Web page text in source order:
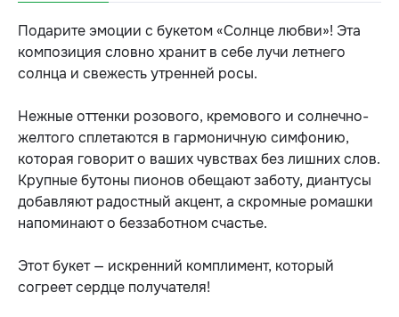
Подарите эмоции с букетом «Солнце любви»! Эта
композиция словно хранит в себе лучи летнего
солнца и свежесть утренней росы.
Нежные оттенки розового, кремового и солнечно-
желтого сплетаются в гармоничную симфонию,
которая говорит о ваших чувствах без лишних слов.
Крупные бутоны пионов обещают заботу, диантусы
добавляют радостный акцент, а скромные ромашки
напоминают о беззаботном счастье.
Этот букет — искренний комплимент, который
согреет сердце получателя!